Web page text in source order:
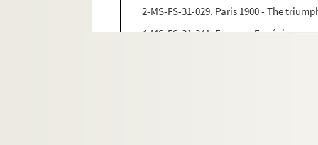
2-MS-FS-31-029. Paris 1900 - The
4-MS-FS-31-341. Empress Eugénie